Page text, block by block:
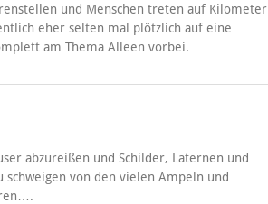
und Menschen treten auf Kilometer
eher selten mal plötzlich auf eine
am Thema Alleen vorbei.
abzureißen und Schilder, Laternen und
schweigen von den vielen Ampeln und